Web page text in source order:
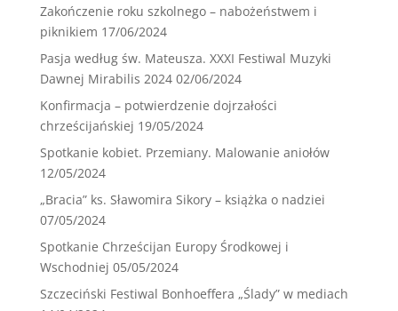
Zakończenie roku szkolnego – nabożeństwem i
piknikiem 17/06/2024
Pasja według św. Mateusza. XXXI Festiwal Muzyki
Dawnej Mirabilis 2024 02/06/2024
Konfirmacja – potwierdzenie dojrzałości
chrześcijańskiej 19/05/2024
Spotkanie kobiet. Przemiany. Malowanie aniołów
12/05/2024
„Bracia” ks. Sławomira Sikory – książka o nadziei
07/05/2024
Spotkanie Chrześcijan Europy Środkowej i
Wschodniej 05/05/2024
Szczeciński Festiwal Bonhoeffera „Ślady” w mediach